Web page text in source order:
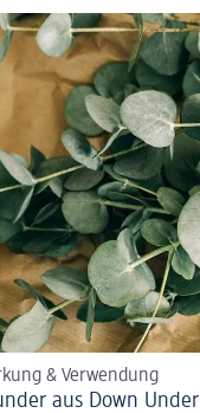
& Verwendung
aus Down Under